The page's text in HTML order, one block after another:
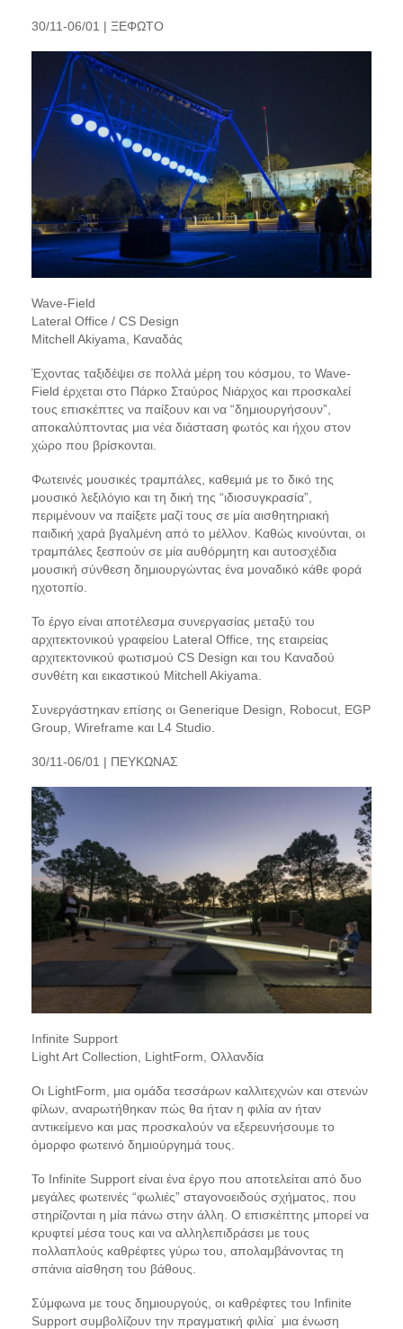
30/11-06/01 | ΞΕΦΩΤΟ
Wave-Field
Lateral Office / CS Design
Mitchell Akiyama, Καναδάς
Έχοντας ταξιδέψει σε πολλά μέρη του κόσμου, το Wave-
Field έρχεται στο Πάρκο Σταύρος Νιάρχος και προσκαλεί
τους επισκέπτες να παίξουν και να “δημιουργήσουν”,
αποκαλύπτοντας μια νέα διάσταση φωτός και ήχου στον
χώρο που βρίσκονται.
Φωτεινές μουσικές τραμπάλες, καθεμιά με το δικό της
μουσικό λεξιλόγιο και τη δική της “ιδιοσυγκρασία”,
περιμένουν να παίξετε μαζί τους σε μία αισθητηριακή
παιδική χαρά βγαλμένη από το μέλλον. Καθώς κινούνται, οι
τραμπάλες ξεσπούν σε μία αυθόρμητη και αυτοσχέδια
μουσική σύνθεση δημιουργώντας ένα μοναδικό κάθε φορά
ηχοτοπίο.
Το έργο είναι αποτέλεσμα συνεργασίας μεταξύ του
αρχιτεκτονικού γραφείου Lateral Office, της εταιρείας
αρχιτεκτονικού φωτισμού CS Design και του Καναδού
συνθέτη και εικαστικού Mitchell Akiyama.
Συνεργάστηκαν επίσης οι Generique Design, Robocut, EGP
Group, Wireframe και L4 Studio.
30/11-06/01 | ΠΕΥΚΩΝΑΣ
Infinite Support
Light Art Collection, LightForm, Ολλανδία
Οι LightForm, μια ομάδα τεσσάρων καλλιτεχνών και στενών
φίλων, αναρωτήθηκαν πώς θα ήταν η φιλία αν ήταν
αντικείμενο και μας προσκαλούν να εξερευνήσουμε το
όμορφο φωτεινό δημιούργημά τους.
Το Infinite Support είναι ένα έργο που αποτελείται από δυο
μεγάλες φωτεινές “φωλιές” σταγονοειδούς σχήματος, που
στηρίζονται η μία πάνω στην άλλη. Ο επισκέπτης μπορεί να
κρυφτεί μέσα τους και να αλληλεπιδράσει με τους
πολλαπλούς καθρέφτες γύρω του, απολαμβάνοντας τη
σπάνια αίσθηση του βάθους.
Σύμφωνα με τους δημιουργούς, οι καθρέφτες του Infinite
Support συμβολίζουν την πραγματική φιλία˙ μια ένωση